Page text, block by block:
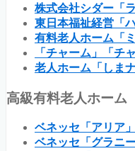
株式会社シダー「
東日本福祉経営「
有料老人ホーム「ミ
「チャーム」「チ
老人ホーム「しま
高級有料老人ホーム
ベネッセ「アリア」
ベネッセ「グラニ